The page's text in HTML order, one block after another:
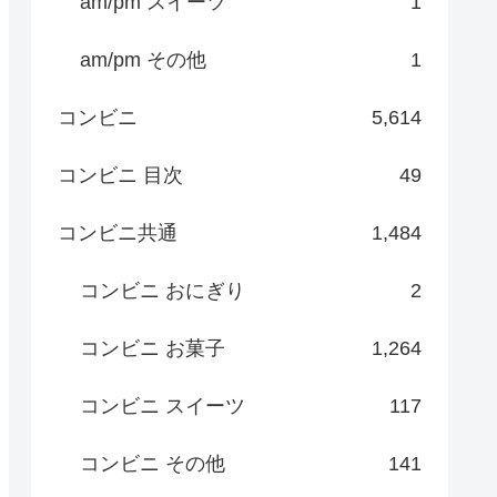
am/pm その他 1
コンビニ 5,614
コンビニ 目次 49
コンビニ共通 1,484
コンビニ おにぎり 2
コンビニ お菓子 1,264
コンビニ スイーツ 117
コンビニ その他 141